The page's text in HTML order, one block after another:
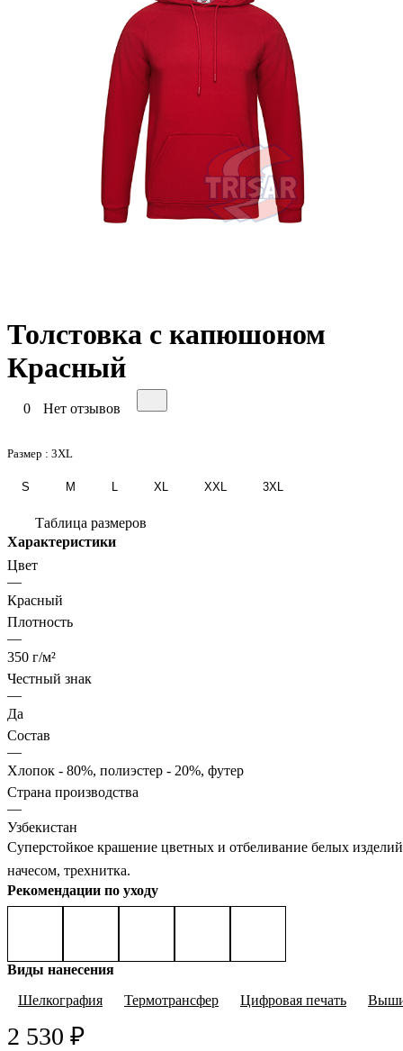
Толстовка с капюшоном
Красный
0 Нет отзывов
Размер : 3XL
S M XL XXL 3XL
Таблица размеров
Характеристики
Цвет
—
Красный
Плотность
—
350 г/м²
Честный знак
—
Да
Состав
—
Хлопок - 80%, полиэстер - 20%, футер
Страна производства
—
Узбекистан
Суперстойкое крашение цветных и отбеливание белых
начесом, трехнитка.
Рекомендации по уходу
Виды нанесения
Шелкография
Термотрансфер Цифровая печать
2 530 ₽